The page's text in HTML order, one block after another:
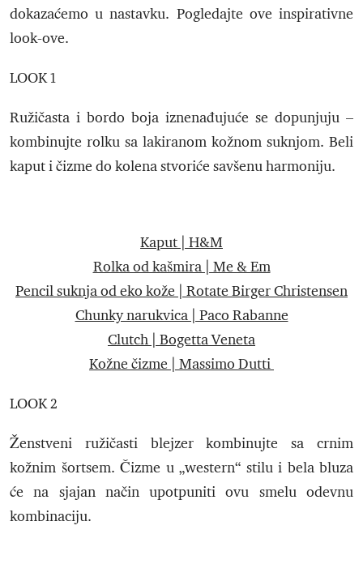
dokazaćemo u nastavku. Pogledajte ove inspirativne
look-ove.
LOOK 1
Ružičasta i bordo boja iznenađujuće se dopunjuju –
kombinujte rolku sa lakiranom kožnom suknjom. Beli
kaput i čizme do kolena stvoriće savšenu harmoniju.
Kaput | H&M
Rolka od kašmira | Me & Em
Pencil suknja od eko kože | Rotate Birger Christensen
Chunky narukvica | Paco Rabanne
Clutch | Bogetta Veneta
Kožne čizme | Massimo Dutti
LOOK 2
Ženstveni ružičasti blejzer kombinujte sa crnim
kožnim šortsem. Čizme u „western“ stilu i bela bluza
će na sjajan način upotpuniti ovu smelu odevnu
kombinaciju.